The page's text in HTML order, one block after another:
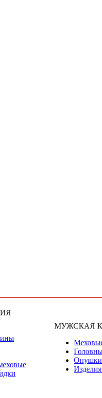
МУЖСКАЯ
Опушки